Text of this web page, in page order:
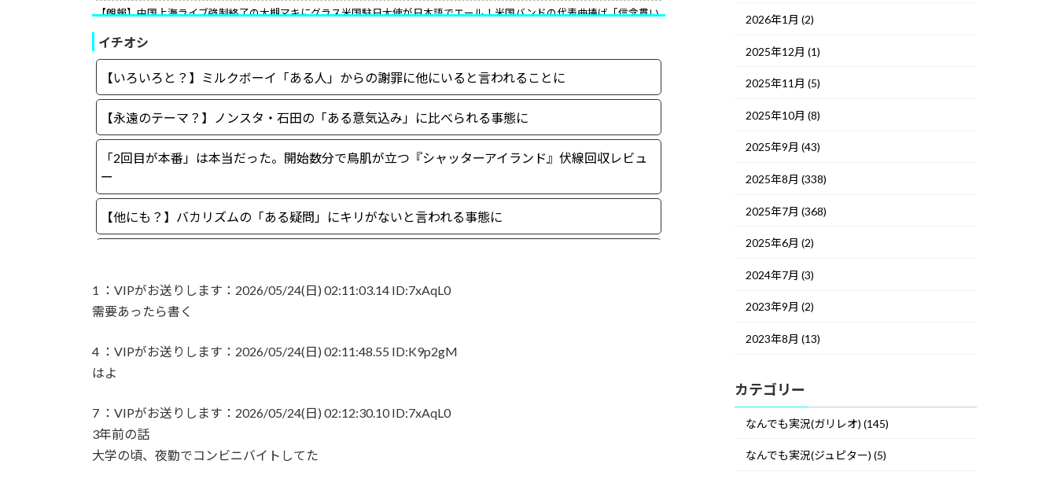
【朗報】中国上海ライブ強制終了の大槻マキにグラス米国駐日大使が日本語でエール！米国バンドの代表曲捧げ「信念貫い
【世紀の性犯罪】故・ジャニー喜多川氏による性被害への最終的な結末
小野田紀美氏、高市首相の“進撃の巨人スピーチ”に反応「これは…兵長キックフラグ…」
サイコパスってほとんどは社会的に成功している人間なんだがな。
イチオシ
【いろいろと？】ミルクボーイ「ある人」からの謝罪に他にいると言われることに
【永遠のテーマ？】ノンスタ・石田の「ある意気込み」に比べられる事態に
「2回目が本番」は本当だった。開始数分で鳥肌が立つ『シャッターアイランド』伏線回収レビュ
ー
【他にも？】バカリズムの「ある疑問」にキリがないと言われる事態に
【生存確認】Juice=Juice段原瑠々さん、梁川奈々美さんとデート
【画像】女子アナさん、うっかり街中でコートを前開きにして射精欲を煽ってしまうwwwwww
小髙茉緒アナ 巨乳を乗せる！！【GIF動画あり】
アンジュルムは川名平山後藤色のサイリウムばっかりだなｗ
1 ：VIPがお送りします：2026/05/24(日) 02:11:03.14 ID:7xAqL0
需要あったら書く
4 ：VIPがお送りします：2026/05/24(日) 02:11:48.55 ID:K9p2gM
はよ
7 ：VIPがお送りします：2026/05/24(日) 02:12:30.10 ID:7xAqL0
3年前の話
大学の頃、夜勤でコンビニバイトしてた
2026年1月 (2)
2025年12月 (1)
2025年11月 (5)
2025年10月 (8)
2025年9月 (43)
2025年8月 (338)
2025年7月 (368)
2025年6月 (2)
2024年7月 (3)
2023年9月 (2)
2023年8月 (13)
カテゴリー
なんでも実況(ガリレオ) (145)
なんでも実況(ジュピター) (5)